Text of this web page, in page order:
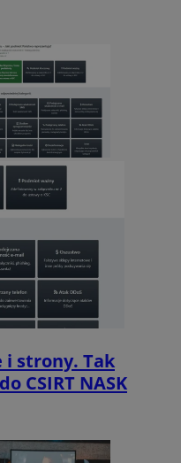
i strony. Tak
CSIRT NASK